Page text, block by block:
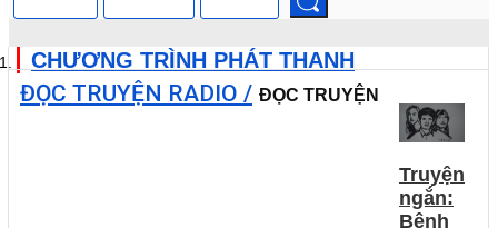
CHƯƠNG TRÌNH PHÁT THANH
ĐỌC TRUYỆN RADIO / ĐỌC TRUYỆN
Truyện
ngắn:
Bệnh